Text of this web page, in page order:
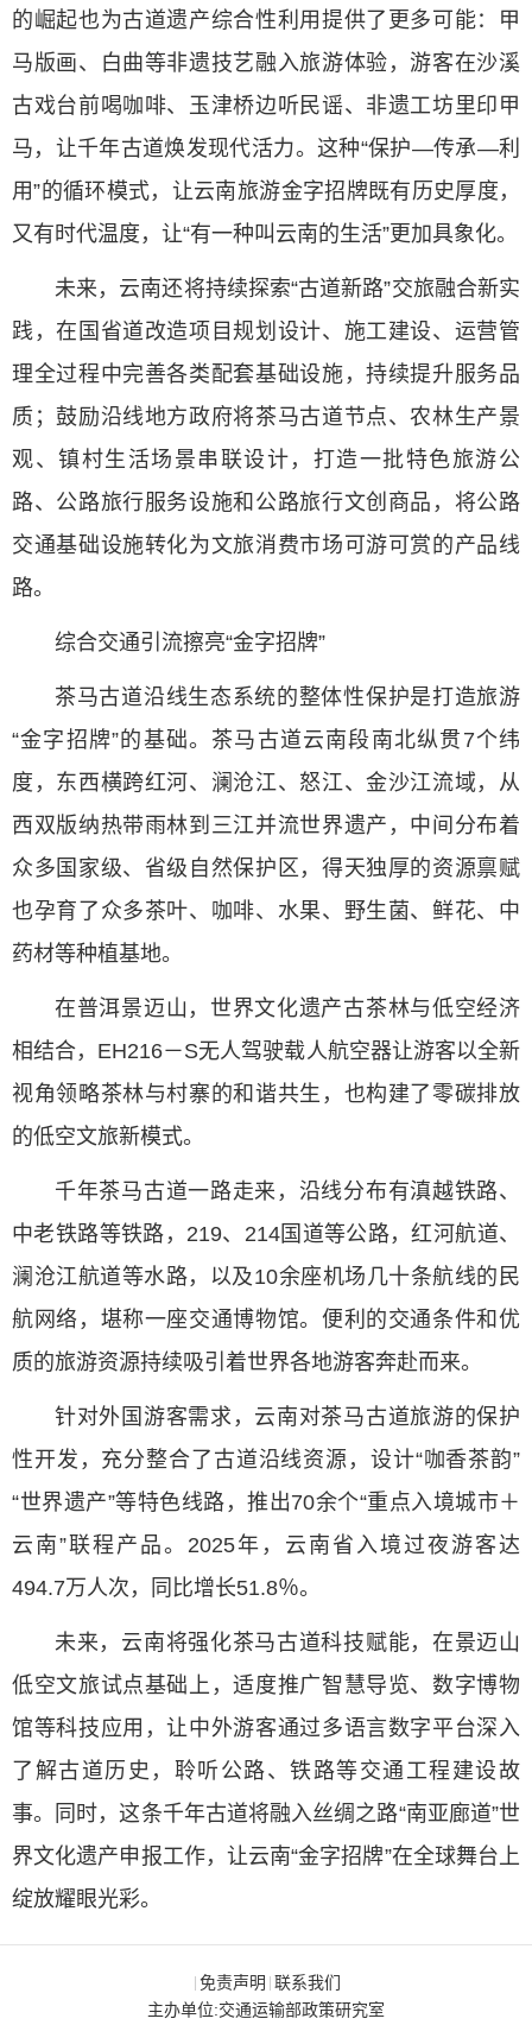
的崛起也为古道遗产综合性利用提供了更多可能：甲
马版画、白曲等非遗技艺融入旅游体验，游客在沙溪
古戏台前喝咖啡、玉津桥边听民谣、非遗工坊里印甲
马，让千年古道焕发现代活力。这种“保护—传承—利
用”的循环模式，让云南旅游金字招牌既有历史厚度，
又有时代温度，让“有一种叫云南的生活”更加具象化。
未来，云南还将持续探索“古道新路”交旅融合新实
践，在国省道改造项目规划设计、施工建设、运营管
理全过程中完善各类配套基础设施，持续提升服务品
质；鼓励沿线地方政府将茶马古道节点、农林生产景
观、镇村生活场景串联设计，打造一批特色旅游公
路、公路旅行服务设施和公路旅行文创商品，将公路
交通基础设施转化为文旅消费市场可游可赏的产品线
路。
综合交通引流擦亮“金字招牌”
茶马古道沿线生态系统的整体性保护是打造旅游
“金字招牌”的基础。茶马古道云南段南北纵贯7个纬
度，东西横跨红河、澜沧江、怒江、金沙江流域，从
西双版纳热带雨林到三江并流世界遗产，中间分布着
众多国家级、省级自然保护区，得天独厚的资源禀赋
也孕育了众多茶叶、咖啡、水果、野生菌、鲜花、中
药材等种植基地。
在普洱景迈山，世界文化遗产古茶林与低空经济
相结合，EH216－S无人驾驶载人航空器让游客以全新
视角领略茶林与村寨的和谐共生，也构建了零碳排放
的低空文旅新模式。
千年茶马古道一路走来，沿线分布有滇越铁路、
中老铁路等铁路，219、214国道等公路，红河航道、
澜沧江航道等水路，以及10余座机场几十条航线的民
航网络，堪称一座交通博物馆。便利的交通条件和优
质的旅游资源持续吸引着世界各地游客奔赴而来。
针对外国游客需求，云南对茶马古道旅游的保护
性开发，充分整合了古道沿线资源，设计“咖香茶韵”
“世界遗产”等特色线路，推出70余个“重点入境城市＋
云南”联程产品。2025年，云南省入境过夜游客达
494.7万人次，同比增长51.8％。
未来，云南将强化茶马古道科技赋能，在景迈山
低空文旅试点基础上，适度推广智慧导览、数字博物
馆等科技应用，让中外游客通过多语言数字平台深入
了解古道历史，聆听公路、铁路等交通工程建设故
事。同时，这条千年古道将融入丝绸之路“南亚廊道”世
界文化遗产申报工作，让云南“金字招牌”在全球舞台上
绽放耀眼光彩。
| 免责声明 | 联系我们
主办单位:交通运输部政策研究室